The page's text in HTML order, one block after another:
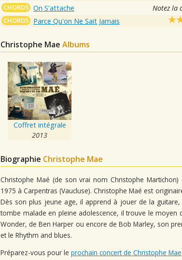
CHORDS On S'attache Notez la
CHORDS Parce Qu'on Ne Sait Jamais
Christophe Mae Albums
Coffret intégrale
2013
Biographie Christophe Mae
Christophe Maé (de son vrai nom Christophe
1975 à Carpentras (Vaucluse). Christophe Maé est
Dès son plus jeune age, il apprend à jouer de la
tombe malade en pleine adolescence, il trouve le moyen
Wonder, de Ben Harper ou encore de Bob Marley, son
et le Rhythm and blues.
Préparez-vous pour le prochain concert de Christophe Mae